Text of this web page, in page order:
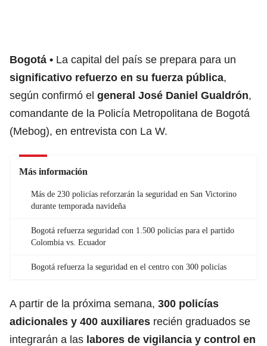
Bogotá
La capital del país se prepara para un
significativo refuerzo en su fuerza pública,
según confirmó el general José Daniel Gualdrón,
comandante de la Policía Metropolitana de Bogotá
(Mebog), en entrevista con La W.
Más información
Más de 230 policías reforzarán la seguridad en San Victorino
durante temporada navideña
Bogotá refuerza seguridad con 1.500 policías para el partido
Colombia vs. Ecuador
Bogotá refuerza la seguridad en el centro con 300 policías
A partir de la próxima semana, 300 policías
adicionales y 400 auxiliares recién graduados se
integrarán a las labores de vigilancia y control en